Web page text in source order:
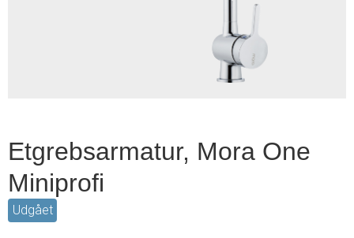
Etgrebsarmatur, Mora One
Miniprofi
Udgået